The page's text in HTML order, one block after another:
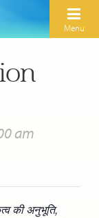
Menu
am
की अनुभूति,